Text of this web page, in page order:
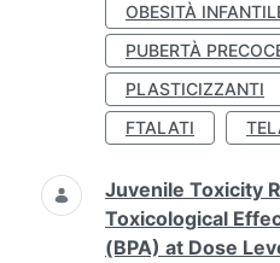
OBESITÀ
PUBERTÀ
PLASTICIZZANTI
FTALATI
Juvenile Toxicity
Toxicological
(BPA) at Dose